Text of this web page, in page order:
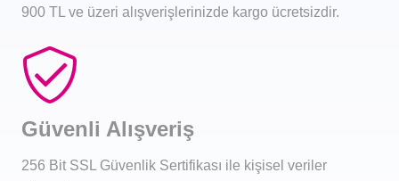
900 TL ve üzeri alışverişlerinizde kargo ücretsizdir.
Güvenli Alışveriş
256 Bit SSL Güvenlik Sertifikası ile kişisel veriler